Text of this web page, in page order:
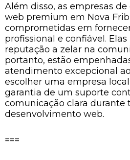
Além disso, as empresas
web premium em Nova
comprometidas em
profissional e confiável.
reputação a zelar na
portanto, estão
atendimento excepcional
escolher uma empresa
garantia de um suporte
comunicação clara durante
desenvolvimento web.
===